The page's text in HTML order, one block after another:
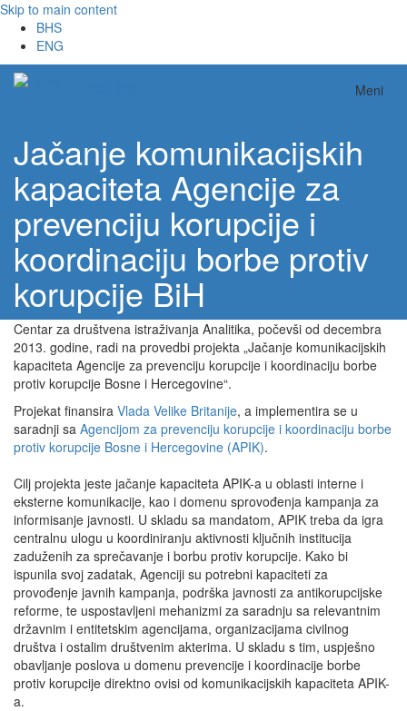
Skip to main content
BHS
ENG
Meni
Jačanje komunikacijskih
kapaciteta Agencije za
prevenciju korupcije i
koordinaciju borbe protiv
korupcije BiH
Centar za društvena istraživanja Analitika, počevši od decembra
2013. godine, radi na provedbi projekta „Jačanje komunikacijskih
kapaciteta Agencije za prevenciju korupcije i koordinaciju borbe
protiv korupcije Bosne i Hercegovine“.
Projekat finansira Vlada Velike Britanije, a implementira se u
saradnji sa Agencijom za prevenciju korupcije i koordinaciju borbe
protiv korupcije Bosne i Hercegovine (APIK).
Cilj projekta jeste jačanje kapaciteta APIK-a u oblasti interne i
eksterne komunikacije, kao i domenu sprovođenja kampanja za
informisanje javnosti. U skladu sa mandatom, APIK treba da igra
centralnu ulogu u koordiniranju aktivnosti ključnih institucija
zaduženih za sprečavanje i borbu protiv korupcije. Kako bi
ispunila svoj zadatak, Agenciji su potrebni kapaciteti za
provođenje javnih kampanja, podrška javnosti za antikorupcijske
reforme, te uspostavljeni mehanizmi za saradnju sa relevantnim
državnim i entitetskim agencijama, organizacijama civilnog
društva i ostalim društvenim akterima. U skladu s tim, uspješno
obavljanje poslova u domenu prevencije i koordinacije borbe
protiv korupcije direktno ovisi od komunikacijskih kapaciteta APIK-
a.